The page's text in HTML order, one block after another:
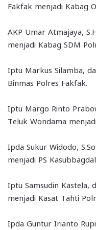
Fakfak menjadi Kabag
AKP Umar Atmajaya,
menjadi Kabag SDM
Iptu Markus Silamba,
Binmas Polres Fakfak.
Iptu Margo Rinto
Teluk Wondama
Ipda Sukur Widodo,
menjadi PS
Iptu Samsudin Kastela,
menjadi Kasat Tahti
Ipda Guntur Irianto